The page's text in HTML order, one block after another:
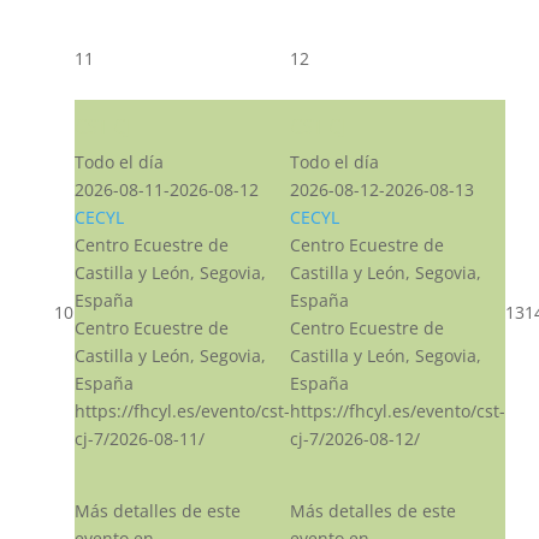
10
11
Todo el día
2026-08-11-2026-08-12
CECYL
Centro Ecuestre de
Castilla y León, Segovia,
España
Centro Ecuestre de
Castilla y León, Segovia,
España
https://fhcyl.es/evento/cst-
cj-7/2026-08-11/
Más detalles de este
12
Todo el día
2026-08-12-2026-08-13
CECYL
Centro Ecuestre de
Castilla y León, Segovia,
España
Centro Ecuestre de
Castilla y León, Segovia,
España
https://fhcyl.es/evento/cst-
cj-7/2026-08-12/
Más detalles de este
13